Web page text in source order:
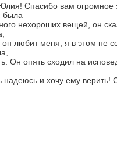
Спасибо вам огромное
была
нехороших вещей, он
он любит меня, я в этом не
Он опять сходил на
надеюсь и хочу ему